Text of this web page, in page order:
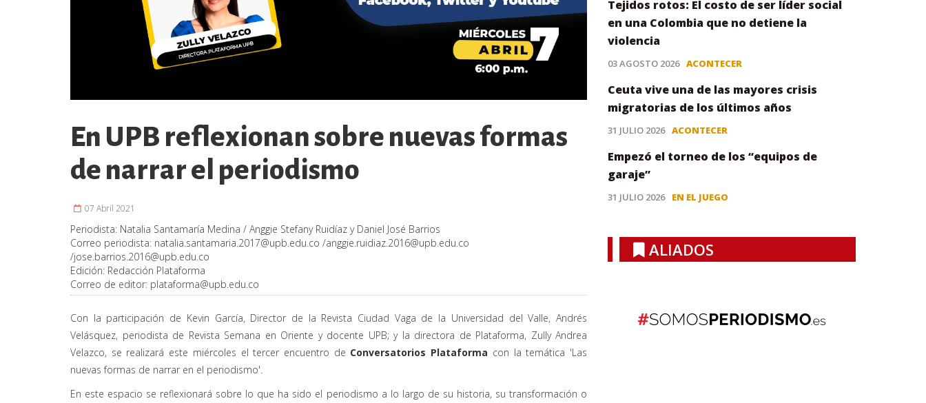
En UPB reflexionan sobre nuevas formas
de narrar el periodismo
07 Abril 2021
Periodista: Natalia Santamaría Medina / Anggie Stefany Ruidíaz y Daniel José Barrios
Correo periodista: natalia.santamaria.2017@upb.edu.co /anggie.ruidiaz.2016@upb.edu.co
/jose.barrios.2016@upb.edu.co
Edición: Redacción Plataforma
Correo de editor: plataforma@upb.edu.co
Con la participación de Kevin García, Director de la Revista Ciudad Vaga de la Universidad del Valle, Andrés
Velásquez, periodista de Revista Semana en Oriente y docente UPB; y la directora de Plataforma, Zully Andrea
Velazco, se realizará este miércoles el tercer encuentro de Conversatorios Plataforma con la temática 'Las
nuevas formas de narrar en el periodismo'.
En este espacio se reflexionará sobre lo que ha sido el periodismo a lo largo de su historia, su transformación o
Tejidos rotos: El costo de ser líder social
en una Colombia que no detiene la
violencia
03 AGOSTO 2026 ACONTECER
Ceuta vive una de las mayores crisis
migratorias de los últimos años
31 JULIO 2026 ACONTECER
Empezó el torneo de los “equipos de
garaje”
31 JULIO 2026 EN EL JUEGO
ALIADOS